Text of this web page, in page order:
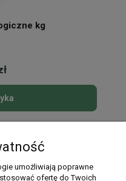
kg
umożliwiają poprawne
ofertę do Twoich